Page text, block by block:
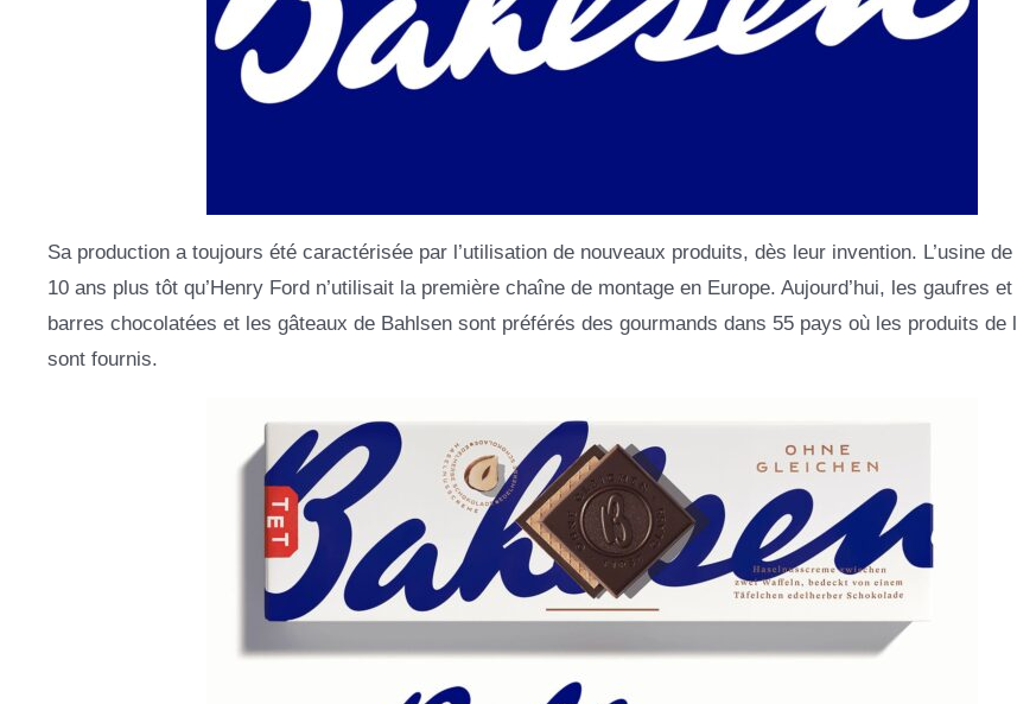
Sa production a toujours été caractérisée par l’utilisation de nouveaux produits, dès leur invention. L’usine
10 ans plus tôt qu’Henry Ford n’utilisait la première chaîne de montage en Europe. Aujourd’hui, les gaufres
barres chocolatées et les gâteaux de Bahlsen sont préférés des gourmands dans 55 pays où les produits de
sont fournis.